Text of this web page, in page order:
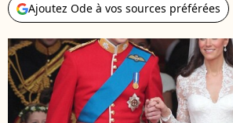
Ajoutez Ode à vos sources préférées